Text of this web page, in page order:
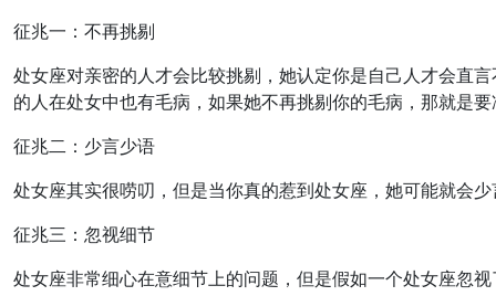
征兆一：不再挑剔
处女座对亲密的人才会比较挑剔，她认定你是自己人才会直
的人在处女中也有毛病，如果她不再挑剔你的毛病，那就是
征兆二：少言少语
处女座其实很唠叨，但是当你真的惹到处女座，她可能就会
征兆三：忽视细节
处女座非常细心在意细节上的问题，但是假如一个处女座忽